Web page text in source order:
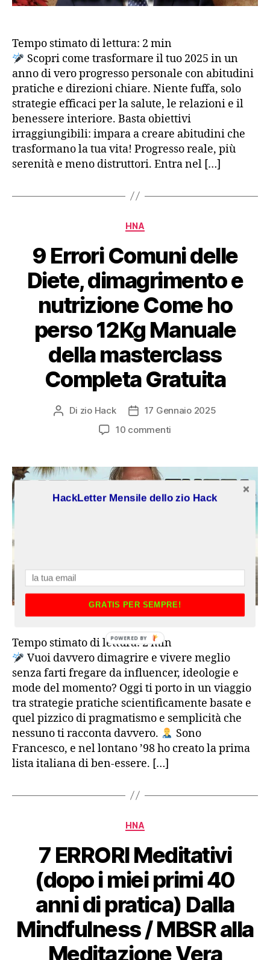
di
Tempo stimato di lettura: 2 min
Scopri come trasformare il tuo 2025 in un
anno di vero progresso personale con abitudini
pratiche e direzioni chiare. Niente fuffa, solo
strategie efficaci per la salute, le relazioni e il
benessere interiore. Basta obiettivi
irraggiungibili: impara a creare abitudini che
trasformano la tua vita! Progresso reale, più
serenità e meno distruttori. Entra nel […]
Categorie
HNA
9 Errori Comuni delle
Diete, dimagrimento e
nutrizione Come ho
perso 12Kg Manuale
della masterclass
Completa Gratuita
Autore
Di zio Hack
Data
dell'articolo
17 Gennaio 2025
10 commenti
Comuni
delle
Diete,
12Kg
Manuale
della
Gratuita
Tempo stimato di lettura:2 min
Vuoi davvero dimagrire e vivere meglio
senza farti fregare da influencer, ideologie e
mode del momento? Oggi ti porto in un viaggio
tra strategie pratiche scientificamente basate e
quel pizzico di pragmatismo e semplicità che
nessuno ti racconta davvero.
Sono
Francesco, e nel lontano ’98 ho creato la prima
lista italiana di ben-essere. […]
Categorie
HNA
7 ERRORI Meditativi
(dopo i miei primi 40
anni di pratica) Dalla
Mindfulness / MBSR alla
Meditazione Vera
HackLetter Mensile dello zio Hack
GRATIS PER SEMPRE!
P
W
E
R
E
D
Y